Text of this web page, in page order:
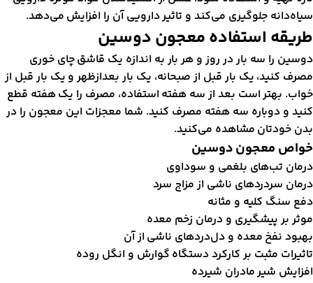
جلوگیری می‌کند و تاثیر دارویی آن را افزایش می‌دهد.
استفاده معجون دوسین
را سه بار در روز و هر بار به اندازه یک قاشق چای خوری
کنید، یک بار قبل از صبحانه، یک بار بعد‌از‌‌ظهر و یک بار قبل از
بهتر است بعد از سه هفته استفاده، مصرف را یک هفته قطع
و دوباره سه هفته مصرف کنید. شما معجزات این معجون را در
خودتان مشاهده می‌کنید.
معجون دوسین
تب‌های بلغمی و سوداوی
سردرد‌های ناشی از مزاج سرد
سنگ کلیه و مثانه
بر پیشگیری و درمان زخم معده
نفخ معده و دل‌درد‌های ناشی از آن
مثبت بر کارکرد دستگاه گوارش و انگل روده
شیر مادران شیرده